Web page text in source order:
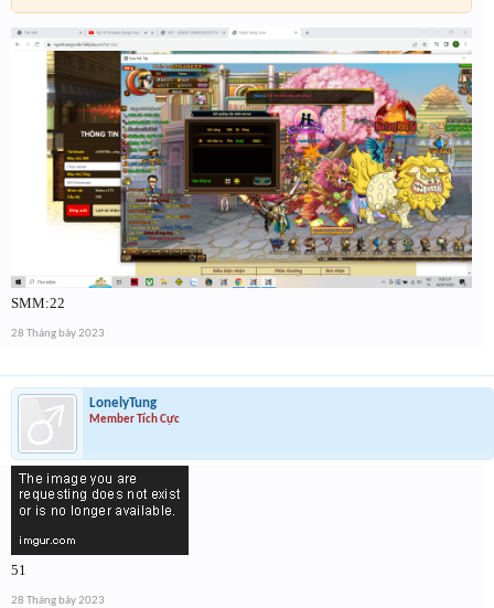
SMM:22
28 Tháng bảy 2023
LonelyTung
Member Tích Cực
51
28 Tháng bảy 2023